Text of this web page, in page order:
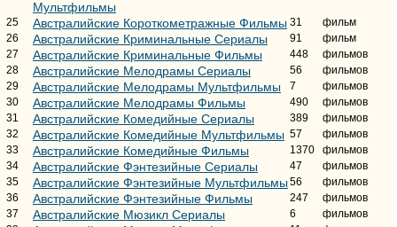
Мультфильмы
25 Австралийские Короткометражные Фильмы 31
фильм
26
Австралийские Криминальные Сериалы 91
фильм
27
Австралийские Криминальные Фильмы 448
фильмов
28
Австралийские Мелодрамы Сериалы 56
фильмов
29
Австралийские Мелодрамы Мультфильмы 7
фильмов
30
Австралийские Мелодрамы Фильмы 490
фильмов
31
Австралийские Комедийные Сериалы 389
фильмов
32
Австралийские Комедийные Мультфильмы 57
фильмов
33
Австралийские Комедийные Фильмы 1370
фильмов
34
Австралийские Фэнтезийные Сериалы 47
фильмов
35
Австралийские Фэнтезийные Мультфильмы56
фильмов
36
Австралийские Фэнтезийные Фильмы 247
фильмов
37
Австралийские Мюзикл Сериалы 6
фильмов